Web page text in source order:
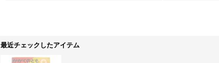
最近チェックしたアイテム